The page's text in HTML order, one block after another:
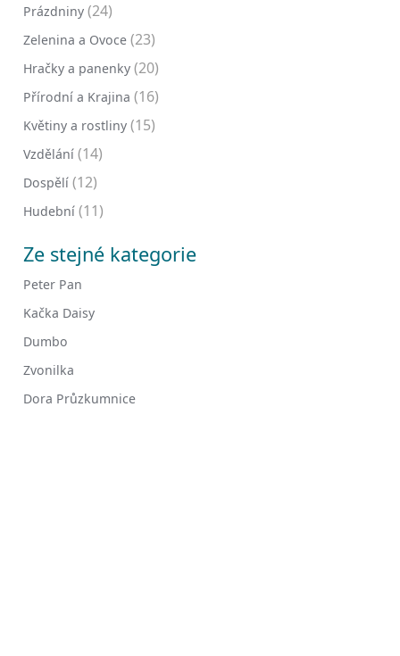
Prázdniny (24)
Zelenina a Ovoce (23)
Hračky a panenky (20)
Přírodní a Krajina (16)
Květiny a rostliny (15)
Vzdělání (14)
Dospělí (12)
Hudební (11)
Ze stejné kategorie
Peter Pan
Kačka Daisy
Dumbo
Zvonilka
Dora Průzkumnice